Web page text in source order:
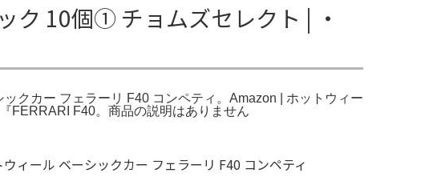
ク 10個① チョムズセレクト | ・
クカー フェラーリ F40 コンペティ。Amazon | ホットウィー
FERRARI F40。商品の説明はありません